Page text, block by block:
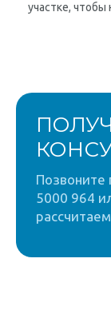
участке,
Позвоните
5000 964